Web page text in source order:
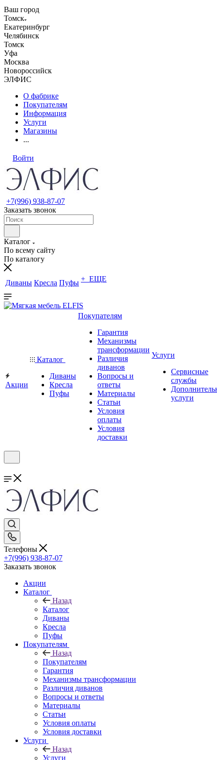
Ваш город
Томск
Екатеринбург
Челябинск
Томск
Уфа
Москва
Новороссийск
ЭЛФИС
О фабрике
Покупателям
Информация
Услуги
Магазины
...
Войти
+7(996) 938-87-07
Заказать звонок
Каталог
По всему сайту
По каталогу
Диваны Кресла Пуфы + ЕЩЕ
Акции
Каталог
Диваны
Кресла
Пуфы
Покупателям
Гарантия
Механизмы
трансформации
Различия
диванов
Вопросы и
ответы
Материалы
Статьи
Условия
оплаты
Условия
доставки
Услуги
Сервисные
службы
услуги
Телефоны
+7(996) 938-87-07
Заказать звонок
Акции
Каталог
Назад
Каталог
Диваны
Кресла
Пуфы
Покупателям
Назад
Покупателям
Гарантия
Механизмы трансформации
Различия диванов
Вопросы и ответы
Материалы
Статьи
Условия оплаты
Условия доставки
Услуги
Назад
Услуги